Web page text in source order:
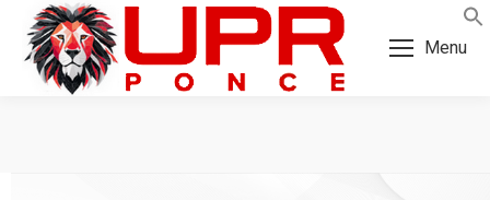
Skip
Content
Skip
navigation
Menu